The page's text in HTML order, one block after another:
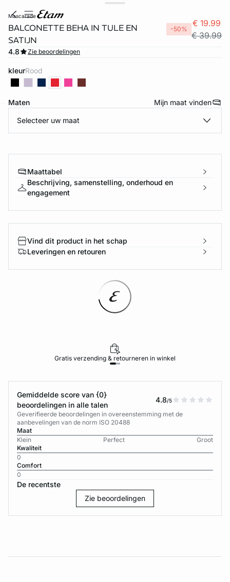
mascarade
BALCONETTE BEHA IN TULE EN
SATIJN
-50%
€ 19.99
€ 39.99
4.8 Zie beoordelingen
kleur rood
Maten Mijn maat vinden
Selecteer uw maat
Maattabel
Beschrijving, samenstelling, onderhoud en
engagement
Vind dit product in het schap
Leveringen en retouren
Gratis verzending & retourneren in winkel
Gemiddelde score van {0}
beoordelingen in alle talen
4.8/5
Geverifieerde beoordelingen in overeenstemming met de
aanbevelingen van de norm ISO 20488
Maat
Klein
Perfect
Groot
Kwaliteit
0
Comfort
0
De recentste
Zie beoordelingen